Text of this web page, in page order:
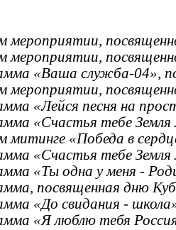
мероприятии,
мероприятии,
«Ваша служба-04»,
мероприятии,
«Лейся песня на
«Счастья тебе Земля
митинге «Победа в
«Счастья тебе Земля
«Ты одна у меня -
посвященная дню
«До свидания -
«Я люблю тебя